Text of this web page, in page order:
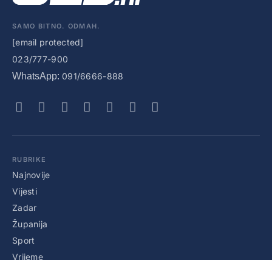
SAMO BITNO. ODMAH.
[email protected]
023/777-900
WhatsApp: 091/6666-888
RUBRIKE
Najnovije
Vijesti
Zadar
Županija
Sport
Vrijeme